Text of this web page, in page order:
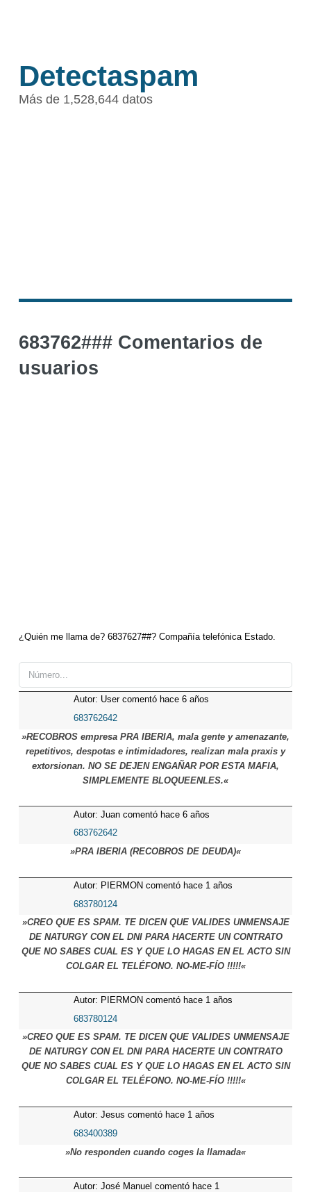
Detectaspam
Más de 1,528,644 datos
683762### Comentarios de
usuarios
¿Quién me llama de? 6837627##? Compañía telefónica Estado.
Autor: User comentó hace 6 años
683762642
»RECOBROS empresa PRA IBERIA, mala gente y amenazante,
repetitivos, despotas e intimidadores, realizan mala praxis y
extorsionan. NO SE DEJEN ENGAÑAR POR ESTA MAFIA,
SIMPLEMENTE BLOQUEENLES.«
Autor: Juan comentó hace 6 años
683762642
»PRA IBERIA (RECOBROS DE DEUDA)«
Autor: PIERMON comentó hace 1 años
683780124
»CREO QUE ES SPAM. TE DICEN QUE VALIDES UNMENSAJE
DE NATURGY CON EL DNI PARA HACERTE UN CONTRATO
QUE NO SABES CUAL ES Y QUE LO HAGAS EN EL ACTO SIN
COLGAR EL TELÉFONO. NO-ME-FÍO !!!!!«
Autor: PIERMON comentó hace 1 años
683780124
»CREO QUE ES SPAM. TE DICEN QUE VALIDES UNMENSAJE
DE NATURGY CON EL DNI PARA HACERTE UN CONTRATO
QUE NO SABES CUAL ES Y QUE LO HAGAS EN EL ACTO SIN
COLGAR EL TELÉFONO. NO-ME-FÍO !!!!!«
Autor: Jesus comentó hace 1 años
683400389
»No responden cuando coges la llamada«
Autor: José Manuel comentó hace 1